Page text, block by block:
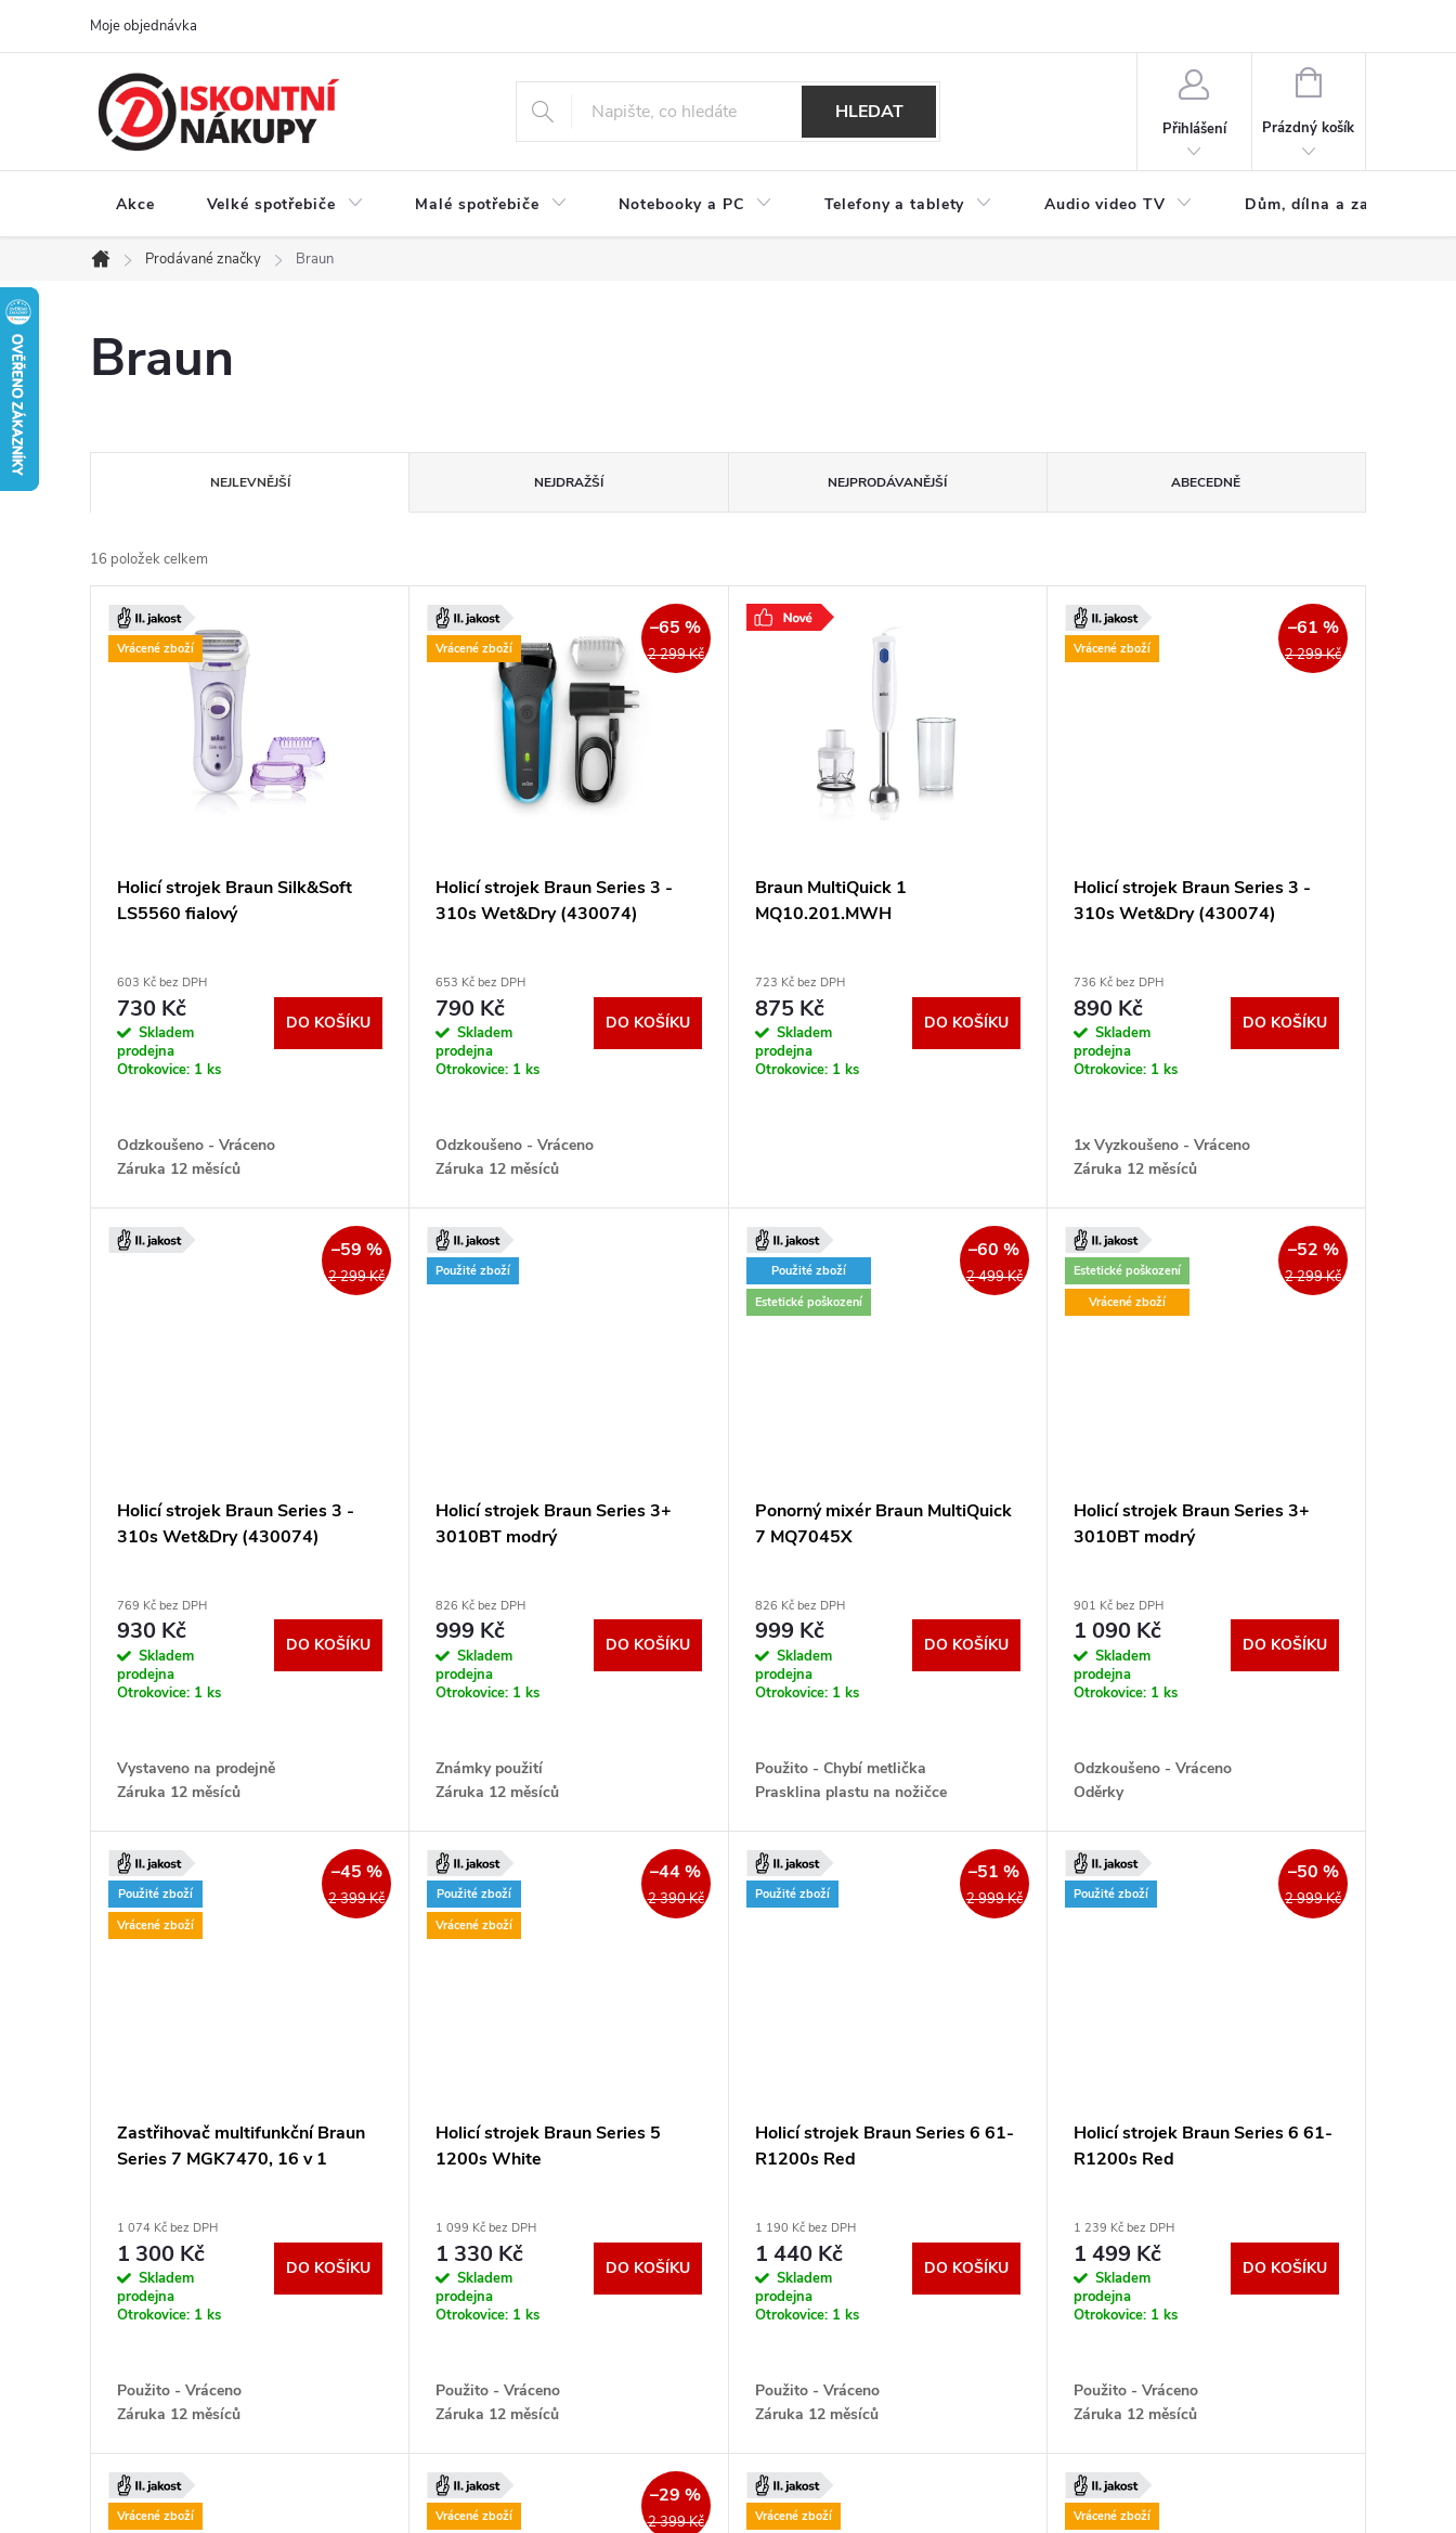
Moje objednávka
HLEDAT
Přihlášení
NÁKUPNÍ
Prázdný košík
Akce Velké spotřebiče Malé spotřebiče Notebooky a PC Telefony a tablety Audio video TV Dům, dílna a zahrada
Domů
Prodávané značky Braun
Braun
a
z
e
NEJLEVNĚJŠÍ NEJDRAŽŠÍ NEJPRODÁVANĚJŠÍ ABECEDNĚ
16 položek celkem
V
ý
t
ů
Vrácené zboží
Holicí strojek Braun Silk&Soft
LS5560 fialový
603 Kč bez DPH
730 Kč
Skladem
prodejna
Otrokovice: 1 ks
DO KOŠÍKU
Odzkoušeno - Vráceno
Záruka 12 měsíců
Vrácené zboží 2 299 Kč
–65 %
Holicí strojek Braun Series 3 -
310s Wet&Dry (430074)
653 Kč bez DPH
790 Kč
Skladem
prodejna
Otrokovice: 1 ks
DO KOŠÍKU
Odzkoušeno - Vráceno
Záruka 12 měsíců
Braun MultiQuick 1
MQ10.201.MWH
723 Kč bez DPH
875 Kč
Skladem
prodejna
Otrokovice: 1 ks
DO KOŠÍKU
Vrácené zboží 2 299 Kč
–61 %
Holicí strojek Braun Series 3 -
310s Wet&Dry (430074)
736 Kč bez DPH
890 Kč
Skladem
prodejna
Otrokovice: 1 ks
DO KOŠÍKU
1x Vyzkoušeno - Vráceno
Záruka 12 měsíců
2 299 Kč
–59 %
Holicí strojek Braun Series 3 -
310s Wet&Dry (430074)
769 Kč bez DPH
930 Kč
Skladem
prodejna
Otrokovice: 1 ks
DO KOŠÍKU
Vystaveno na prodejně
Záruka 12 měsíců
Použité zboží
Holicí strojek Braun Series 3+
3010BT modrý
826 Kč bez DPH
999 Kč
Skladem
prodejna
Otrokovice: 1 ks
DO KOŠÍKU
Známky použití
Záruka 12 měsíců
Použité zboží
Estetické poškození
2 499 Kč
–60 %
Ponorný mixér Braun MultiQuick
7 MQ7045X
826 Kč bez DPH
999 Kč
Skladem
prodejna
Otrokovice: 1 ks
DO KOŠÍKU
Použito - Chybí metlička
Prasklina plastu na nožičce
Estetické poškození
Vrácené zboží
2 299 Kč
–52 %
Holicí strojek Braun Series 3+
3010BT modrý
901 Kč bez DPH
1 090 Kč
Skladem
prodejna
Otrokovice: 1 ks
DO KOŠÍKU
Odzkoušeno - Vráceno
Oděrky
Použité zboží
Vrácené zboží
2 399 Kč
–45 %
Zastřihovač multifunkční Braun
Series 7 MGK7470, 16 v 1
1 074 Kč bez DPH
1 300 Kč
Skladem
prodejna
Otrokovice: 1 ks
DO KOŠÍKU
Použito - Vráceno
Záruka 12 měsíců
Použité zboží
Vrácené zboží
2 390 Kč
–44 %
Holicí strojek Braun Series 5
1200s White
1 099 Kč bez DPH
1 330 Kč
Skladem
prodejna
Otrokovice: 1 ks
DO KOŠÍKU
Použito - Vráceno
Záruka 12 měsíců
Použité zboží 2 999 Kč
–51 %
Holicí strojek Braun Series 6 61-
R1200s Red
1 190 Kč bez DPH
1 440 Kč
Skladem
prodejna
Otrokovice: 1 ks
DO KOŠÍKU
Použito - Vráceno
Záruka 12 měsíců
Použité zboží 2 999 Kč
–50 %
Holicí strojek Braun Series 6 61-
R1200s Red
1 239 Kč bez DPH
1 499 Kč
Skladem
prodejna
Otrokovice: 1 ks
DO KOŠÍKU
Použito - Vráceno
Záruka 12 měsíců
Vrácené zboží Vrácené zboží 2 399 Kč
–29 %
Vrácené zboží Vrácené zboží